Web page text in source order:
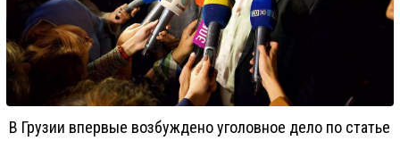
В Грузии впервые возбуждено уголовное дело по статье